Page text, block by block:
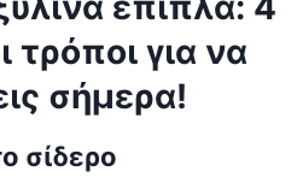
τρόποι για να
σήμερα!
σίδερο